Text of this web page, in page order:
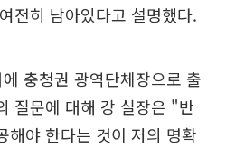
전히 남아있다고 설명했다.
충청권 광역단체장으로 출
질문에 대해 강 실장은 "반
해야 한다는 것이 저의 명확